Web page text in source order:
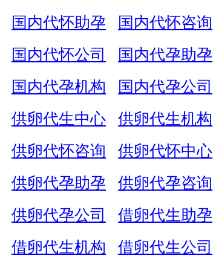
国内代怀助孕
国内代怀咨询
国内代怀公司
国内代孕助孕
国内代孕机构
国内代孕公司
供卵代生中心
供卵代生机构
供卵代怀咨询
供卵代怀中心
供卵代孕助孕
供卵代孕咨询
供卵代孕公司
借卵代生助孕
借卵代生机构
借卵代生公司